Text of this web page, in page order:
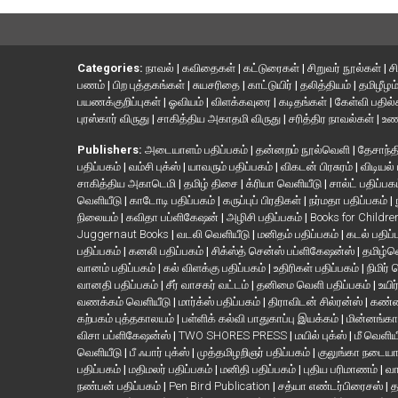
Categories: நாவல் | கவிதைகள் | கட்டுரைகள் | சிறுவர் நூல்கள் |
பணம் | பிற புத்தகங்கள் | சுயசரிதை | காட்டுயிர் | தலித்தியம் | தமிழீழம்
பயணக்குறிப்புகள் | ஓவியம் | விளக்கவுரை | கடிதங்கள் | கேள்வி
புரஸ்கார் விருது | சாகித்திய அகாதமி விருது | சரித்திர நாவல்கள் |
Publishers: அடையாளம் பதிப்பகம் | தன்னறம் நூல்வெளி |
பதிப்பகம் | வம்சி புக்ஸ் | யாவரும் பதிப்பகம் | விகடன் பிரசுரம் |
சாகித்திய அகாடெமி | தமிழ் திசை | க்ரியா வெளியீடு | சால்ட்
வெளியீடு | காடோடி பதிப்பகம் | கருப்புப் பிரதிகள் | நர்மதா பதிப்பகம் |
நிலையம் | கவிதா பப்ளிகேஷன் | அழிசி பதிப்பகம் | Books for
Juggernaut Books | வடலி வெளியீடு | மனிதம் பதிப்பகம் | கடல்
பதிப்பகம் | கனலி பதிப்பகம் | சிக்ஸ்த் சென்ஸ் பப்ளிகேஷன்ஸ் |
வானம் பதிப்பகம் | கல் விளக்கு பதிப்பகம் | உதிரிகள் பதிப்பகம் | நிமிர்
வானதி பதிப்பகம் | சீர் வாசகர் வட்டம் | தனிமை வெளி பதிப்பகம் |
வணக்கம் வெளியீடு | மார்க்ஸ் பதிப்பகம் | திராவிடன் சில்ரன்ஸ் |
கற்பகம் புத்தகாலயம் | பள்ளிக் கல்வி பாதுகாப்பு இயக்கம் |
விசா பப்ளிகேஷன்ஸ் | TWO SHORES PRESS | மயில் புக்ஸ் | மீ
வெளியீடு | பீ ஃபார் புக்ஸ் | முத்தமிழறிஞர் பதிப்பகம் | குலுங்கா
பதிப்பகம் | மதிமலர் பதிப்பகம் | மனிதி பதிப்பகம் | புதிய பரிமாணம் |
நண்பன் பதிப்பகம் | Pen Bird Publication | சத்யா எண்டர்பிரைசஸ் |